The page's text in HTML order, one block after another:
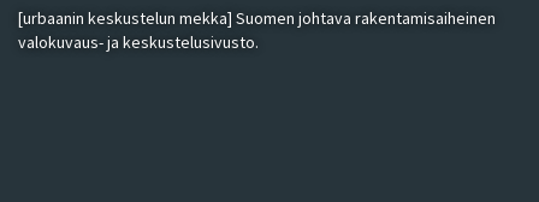
[urbaanin keskustelun mekka] Suomen johtava rakentamisaiheinen
valokuvaus- ja keskustelusivusto.